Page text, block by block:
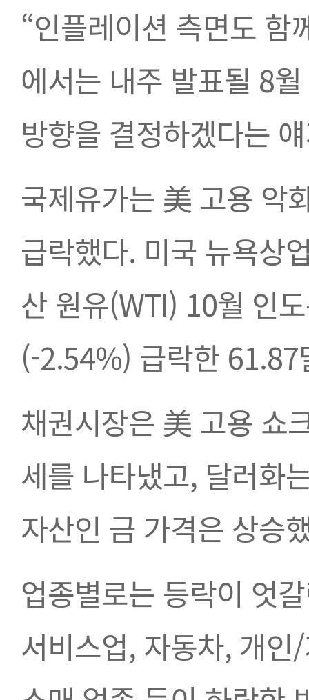
“인플레이션 측면도 함
에서는 내주 발표될 8
방향을 결정하겠다는
국제유가는 美 고용 악
급락했다. 미국 뉴욕상
산 원유(WTI) 10월 인
(-2.54%) 급락한 61.87
채권시장은 美 고용 쇼
세를 나타냈고, 달러화
자산인 금 가격은 상승
업종별로는 등락이 엇
서비스업, 자동차, 개